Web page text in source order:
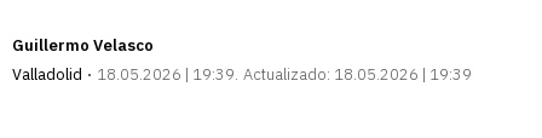
Guillermo Velasco
Valladolid
18.05.2026 | 19:39 Actualizado: 18.05.2026 | 19:39